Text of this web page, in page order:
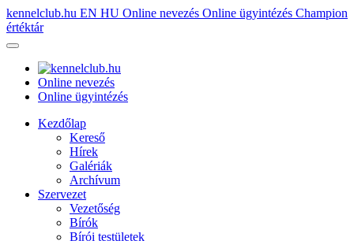
kennelclub.hu EN HU Online nevezés Online ügyintézés Champion
értéktár
Online nevezés
Online ügyintézés
Kezdőlap
Kereső
Hírek
Galériák
Archívum
Szervezet
Vezetőség
Bírók
Bírói testületek